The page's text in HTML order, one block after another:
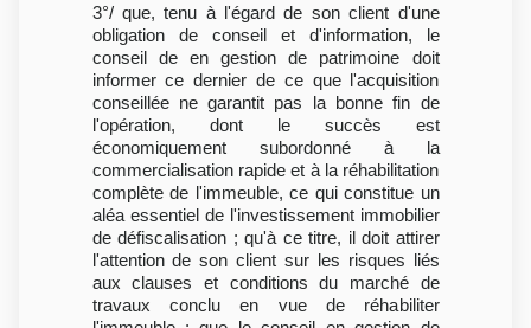
3°/ que, tenu à l'égard de son client d'une
obligation de conseil et d'information, le
conseil de en gestion de patrimoine doit
informer ce dernier de ce que l'acquisition
conseillée ne garantit pas la bonne fin de
l'opération, dont le succès est
économiquement subordonné à la
commercialisation rapide et à la réhabilitation
complète de l'immeuble, ce qui constitue un
aléa essentiel de l'investissement immobilier
de défiscalisation ; qu'à ce titre, il doit attirer
l'attention de son client sur les risques liés
aux clauses et conditions du marché de
travaux conclu en vue de réhabiliter